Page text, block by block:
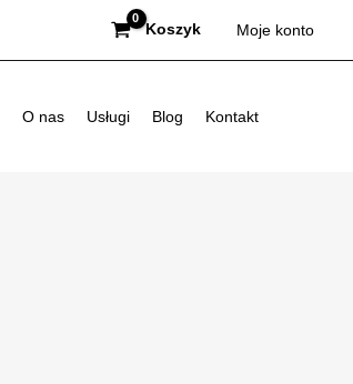
Koszyk Moje konto
O nas Usługi Blog Kontakt